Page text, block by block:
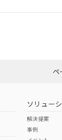
ロードはこちらペ
ソリュー
解決提案
事例